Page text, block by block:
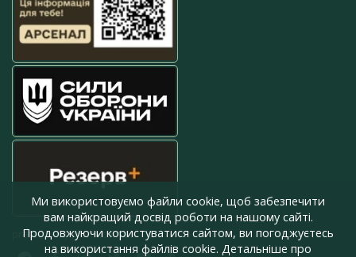
press@armyinform.com.ua
Ми використовуємо файли cookie, щоб забезпечити
вам найкращий досвід роботи на нашому сайті.
Продовжуючи користуватися сайтом, ви погоджуєтесь
на використання файлів cookie. Детальніше про